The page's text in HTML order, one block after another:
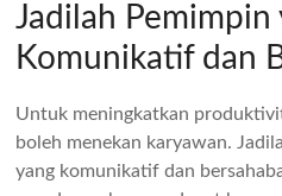
Jadilah Pemimpin
Komunikatif dan
Untuk meningkatkan
boleh menekan karyawan.
yang komunikatif dan